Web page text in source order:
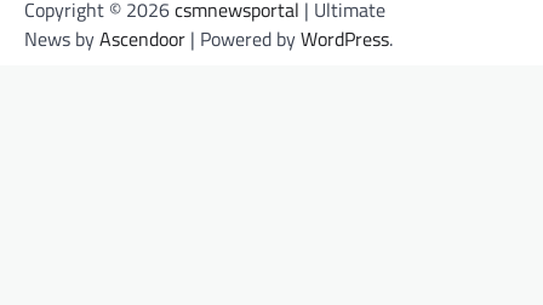
Copyright © 2026csmnewsportal | Ultimate
News byAscendoor | Powered byWordPress.